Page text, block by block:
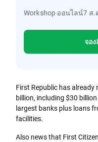
Workshop ออนไลน์7 ส.
จอ
First Republic has
billion, including $30
largest banks plus loans
facilities.
Also news that First